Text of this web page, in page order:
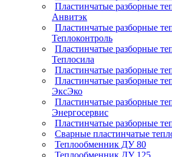
Пластинчатые разборные
Анвитэк
Пластинчатые разборные
Теплоконтроль
Пластинчатые разборные
Теплосила
Пластинчатые разборные
Пластинчатые разборные
ЭксЭко
Пластинчатые разборные
Энергосервис
Пластинчатые разборные
Сварные пластинчатые
Теплообменник ДУ 80
Теплообменник ДУ 125